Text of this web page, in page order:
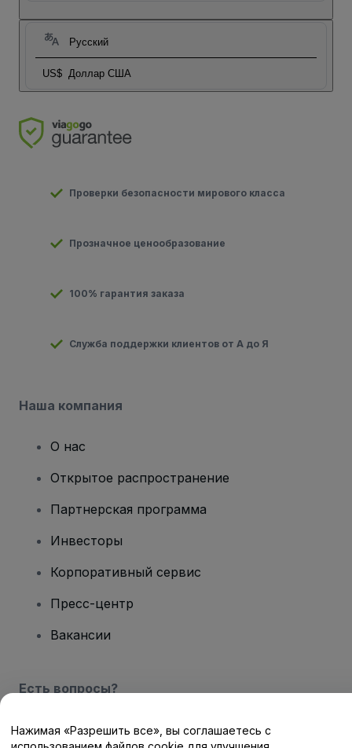
Русский
US$ Доллар США
Проверки безопасности мирового класса
Прозначное ценообразование
100% гарантия заказа
Служба поддержки клиентов от А до Я
Наша компания
О нас
Открытое распространение
Партнерская программа
Инвесторы
Корпоративный сервис
Пресс-центр
Вакансии
Есть вопросы?
Центр помощи / Свяжитесь с нами
Нажимая «Разрешить все», вы соглашаетесь с